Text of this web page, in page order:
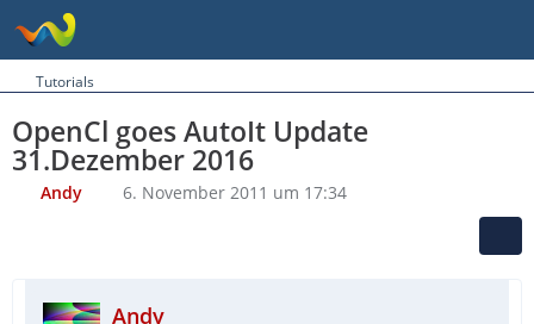
Tutorials
OpenCl goes AutoIt Update
31.Dezember 2016
Andy 6. November 2011 um 17:34
Andy